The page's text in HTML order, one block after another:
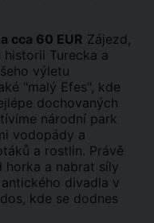
cca 60 EUR Zájezd,
Turecka a
výletu
"malý Efes", kde
dochovaných
národní park
vodopády a
a rostlin. Právě
horka a nabrat síly
divadla v
kde se dodnes